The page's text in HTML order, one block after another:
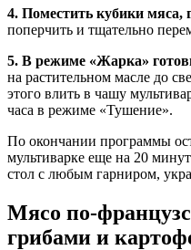
4. Поместить кубики мяса,
поперчить и тщательно
5. В режиме «Жарка»
на растительном масле до
этого влить в чашу
часа в режиме «Тушение».
По окончании программы
мультиварке еще на 20
стол с любым гарниром,
Мясо по-
грибами и